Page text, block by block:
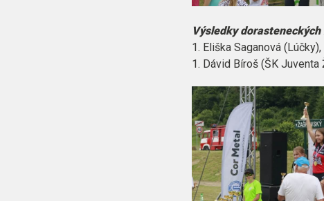
Výsledky
1. Eliška Saganová
1. Dávid Bíroš (ŠK Juventa